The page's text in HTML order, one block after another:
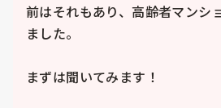
前はそれもあり、高齢者マンシ
ました。
まずは聞いてみます！